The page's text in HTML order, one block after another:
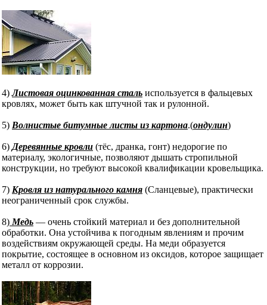
4)Листовая оцинкованная сталь используется в фальцевых
кровлях, может быть как штучной так и рулонной.
5) Волнистые битумные листы из картона.(ондулин)
6) Деревянные кровли (тёс, дранка, гонт) недорогие по
материалу, экологичные, позволяют дышать стропильной
конструкции, но требуют высокой квалификации кровельщика.
7) Кровля из натурального камня (Сланцевые), практически
неограниченный срок службы.
8) Медь — очень стойкий материал и без дополнительной
обработки. Она устойчива к погодным явлениям и прочим
воздействиям окружающей среды. На меди образуется
покрытие, состоящее в основном из оксидов, которое защищает
металл от коррозии.